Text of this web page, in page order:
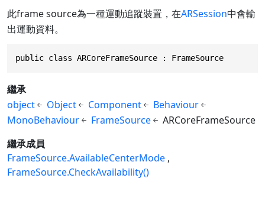
此frame source為一種運動追蹤裝置，在ARSession中會輸
出運動資料。
public class ARCoreFrameSource : FrameSource
繼承
object
Object Component
Behaviour
MonoBehaviour
FrameSource
ARCoreFrameSource
繼承成員
FrameSource.AvailableCenterMode
FrameSource.CheckAvailability()